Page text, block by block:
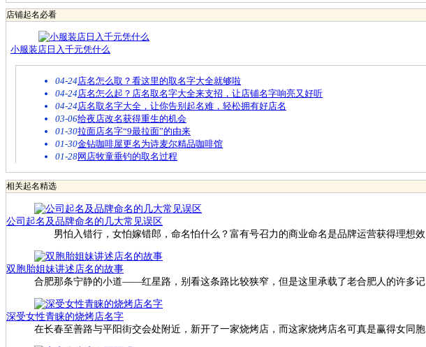
店铺起名必看
小服装店日入千元凭什么
04-24店名怎么取？看这里的取名字大全就够啦
04-24店名怎么起？店名取名字大全来支招，让店铺名字响亮又好听
04-24店名取名字大全，让你告别起名难，轻松拥有好店名
03-06给夜店改名获得重生的机会
01-30拉面店名字“9最拉面”的由来
01-30金钻咖啡屋更名为诗麦尔精品咖啡馆
01-28网店牧童垂钓的取名过程
相关起名精选
公司起名及品牌命名的几大常见误区
男怕入错行，女怕嫁错郎，命名怕什么？富有号召力的商业命名是品牌运营获得理想效
双胞胎姐妹讲述店名的故事
合肥那条宁静的小道——红星路，别看这条路比较狭窄，但是这里承载了老合肥人的许多记
深受女性青睐的烧烤店名字
在长春至善路与平阳街交会处附近，新开了一家烧烤店，而这家烧烤店名可真是赢得女同胞